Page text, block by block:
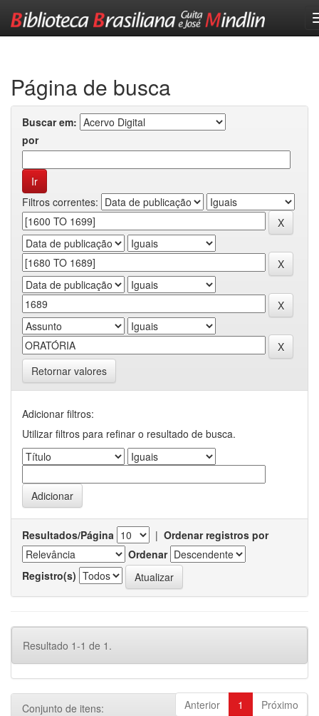
Página de busca
Buscar em:
por
Filtros correntes:
Retornar valores
Adicionar filtros:
Utilizar filtros para refinar o resultado de busca.
Resultados/Página | Ordenar registros por
Ordenar
Registro(s)
Resultado 1-1 de 1.
Anterior 1 Próximo
Conjunto de itens: